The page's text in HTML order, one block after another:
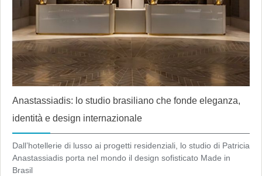
Anastassiadis: lo studio brasiliano che fonde eleganza,
identità e design internazionale
Dall’hotellerie di lusso ai progetti residenziali, lo studio di Patricia
Anastassiadis porta nel mondo il design sofisticato Made in
Brasil